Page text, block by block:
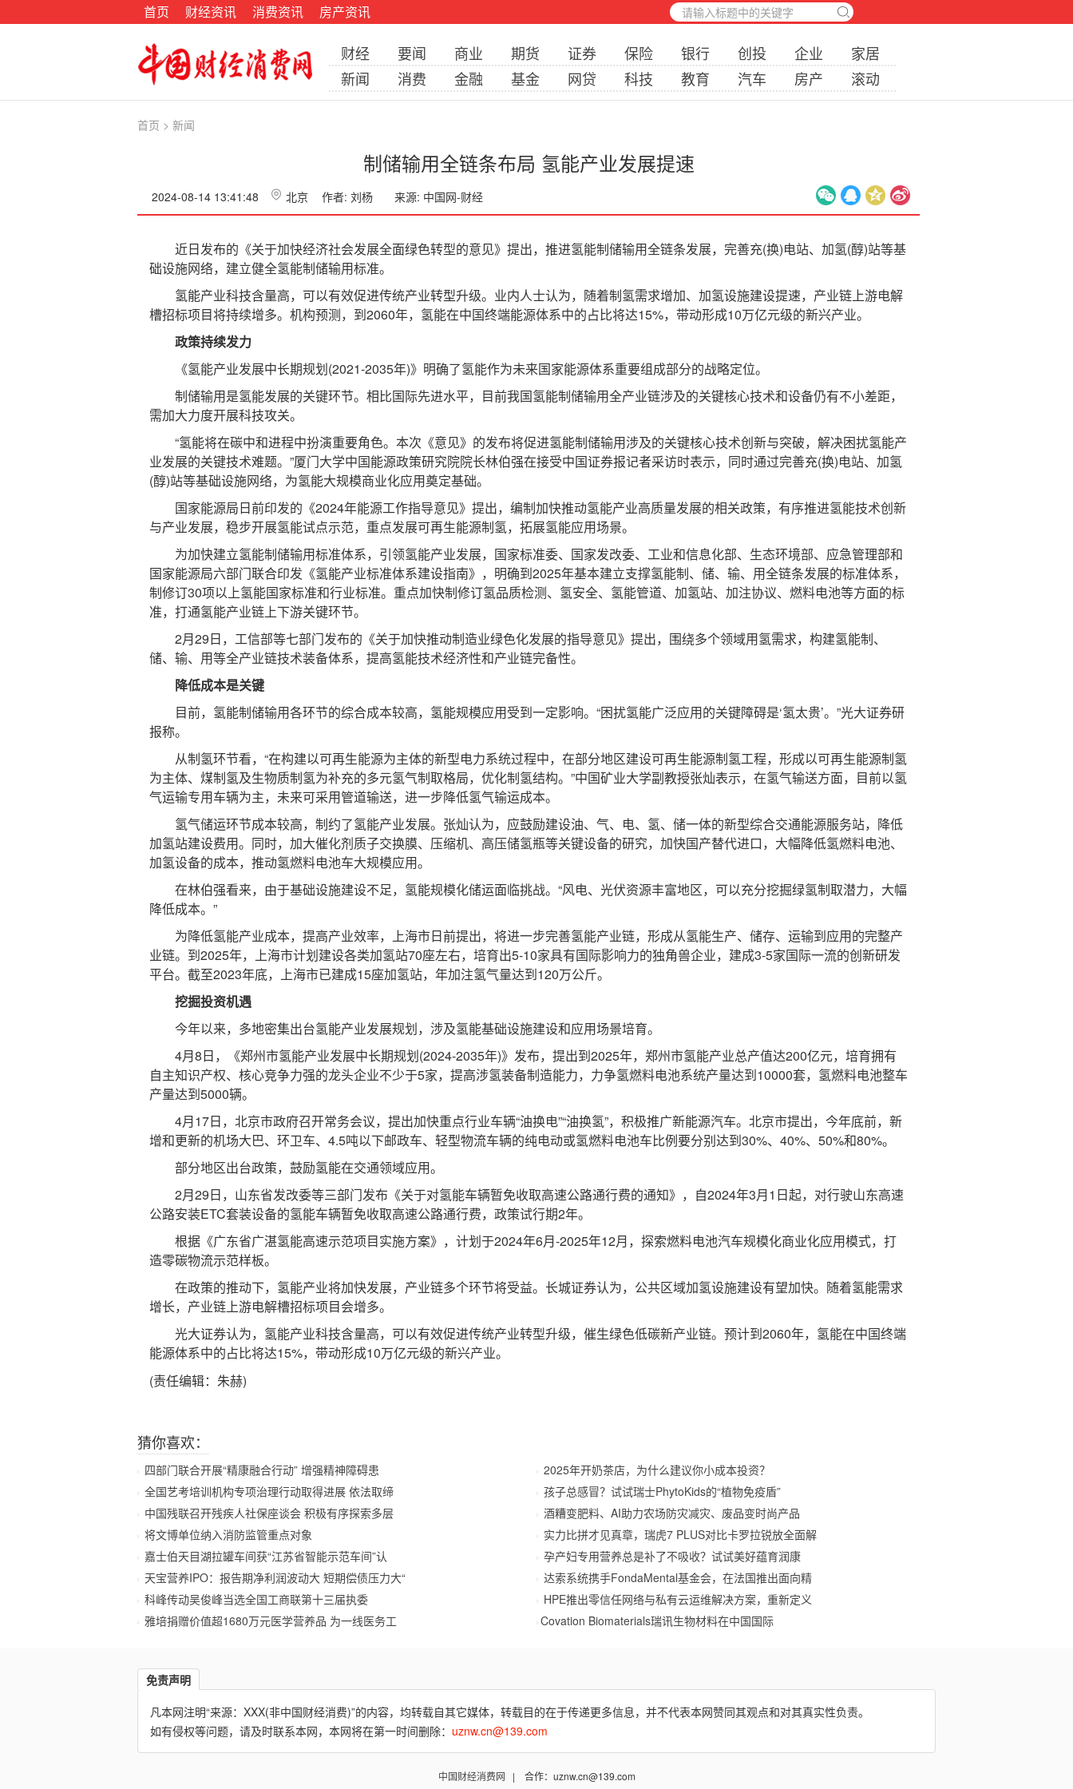
首页 财经资讯 消费资讯 房产资讯
财经 要闻 商业 期货 证券 保险 银行 创投 企业
家居
新闻
消费 金融 基金 网贷 科技 教育 汽车 房产 滚动
首页 > 新闻
制储输用全链条布局 氢能产业发展提速
2024-08-14 13:41:48 北京 作者: 刘杨 来源: 中国网-财经
近日发布的《关于加快经济社会发展全面绿色转型的意见》提出，推进氢能制储输用全链条发展，完善充(换)电站、加氢(醇)站等基
础设施网络，建立健全氢能制储输用标准。
氢能产业科技含量高，可以有效促进传统产业转型升级。业内人士认为，随着制氢需求增加、加氢设施建设提速，产业链上游电解
槽招标项目将持续增多。机构预测，到2060年，氢能在中国终端能源体系中的占比将达15%，带动形成10万亿元级的新兴产业。
政策持续发力
《氢能产业发展中长期规划(2021-2035年)》明确了氢能作为未来国家能源体系重要组成部分的战略定位。
制储输用是氢能发展的关键环节。相比国际先进水平，目前我国氢能制储输用全产业链涉及的关键核心技术和设备仍有不小差距，
需加大力度开展科技攻关。
“氢能将在碳中和进程中扮演重要角色。本次《意见》的发布将促进氢能制储输用涉及的关键核心技术创新与突破，解决困扰氢能产
业发展的关键技术难题。”厦门大学中国能源政策研究院院长林伯强在接受中国证券报记者采访时表示，同时通过完善充(换)电站、加氢
(醇)站等基础设施网络，为氢能大规模商业化应用奠定基础。
国家能源局日前印发的《2024年能源工作指导意见》提出，编制加快推动氢能产业高质量发展的相关政策，有序推进氢能技术创新
与产业发展，稳步开展氢能试点示范，重点发展可再生能源制氢，拓展氢能应用场景。
为加快建立氢能制储输用标准体系，引领氢能产业发展，国家标准委、国家发改委、工业和信息化部、生态环境部、应急管理部和
国家能源局六部门联合印发《氢能产业标准体系建设指南》，明确到2025年基本建立支撑氢能制、储、输、用全链条发展的标准体系，
制修订30项以上氢能国家标准和行业标准。重点加快制修订氢品质检测、氢安全、氢能管道、加氢站、加注协议、燃料电池等方面的标
准，打通氢能产业链上下游关键环节。
2月29日，工信部等七部门发布的《关于加快推动制造业绿色化发展的指导意见》提出，围绕多个领域用氢需求，构建氢能制、
储、输、用等全产业链技术装备体系，提高氢能技术经济性和产业链完备性。
降低成本是关键
目前，氢能制储输用各环节的综合成本较高，氢能规模应用受到一定影响。“困扰氢能广泛应用的关键障碍是‘氢太贵’。”光大证券研
报称。
从制氢环节看，“在构建以可再生能源为主体的新型电力系统过程中，在部分地区建设可再生能源制氢工程，形成以可再生能源制氢
为主体、煤制氢及生物质制氢为补充的多元氢气制取格局，优化制氢结构。”中国矿业大学副教授张灿表示，在氢气输送方面，目前以氢
气运输专用车辆为主，未来可采用管道输送，进一步降低氢气输运成本。
氢气储运环节成本较高，制约了氢能产业发展。张灿认为，应鼓励建设油、气、电、氢、储一体的新型综合交通能源服务站，降低
加氢站建设费用。同时，加大催化剂质子交换膜、压缩机、高压储氢瓶等关键设备的研究，加快国产替代进口，大幅降低氢燃料电池、
加氢设备的成本，推动氢燃料电池车大规模应用。
在林伯强看来，由于基础设施建设不足，氢能规模化储运面临挑战。“风电、光伏资源丰富地区，可以充分挖掘绿氢制取潜力，大幅
降低成本。”
为降低氢能产业成本，提高产业效率，上海市日前提出，将进一步完善氢能产业链，形成从氢能生产、储存、运输到应用的完整产
业链。到2025年，上海市计划建设各类加氢站70座左右，培育出5-10家具有国际影响力的独角兽企业，建成3-5家国际一流的创新研发
平台。截至2023年底，上海市已建成15座加氢站，年加注氢气量达到120万公斤。
挖掘投资机遇
今年以来，多地密集出台氢能产业发展规划，涉及氢能基础设施建设和应用场景培育。
4月8日，《郑州市氢能产业发展中长期规划(2024-2035年)》发布，提出到2025年，郑州市氢能产业总产值达200亿元，培育拥有
自主知识产权、核心竞争力强的龙头企业不少于5家，提高涉氢装备制造能力，力争氢燃料电池系统产量达到10000套，氢燃料电池整车
产量达到5000辆。
4月17日，北京市政府召开常务会议，提出加快重点行业车辆“油换电”“油换氢”，积极推广新能源汽车。北京市提出，今年底前，新
增和更新的机场大巴、环卫车、4.5吨以下邮政车、轻型物流车辆的纯电动或氢燃料电池车比例要分别达到30%、40%、50%和80%。
部分地区出台政策，鼓励氢能在交通领域应用。
2月29日，山东省发改委等三部门发布《关于对氢能车辆暂免收取高速公路通行费的通知》，自2024年3月1日起，对行驶山东高速
公路安装ETC套装设备的氢能车辆暂免收取高速公路通行费，政策试行期2年。
根据《广东省广湛氢能高速示范项目实施方案》，计划于2024年6月-2025年12月，探索燃料电池汽车规模化商业化应用模式，打
造零碳物流示范样板。
在政策的推动下，氢能产业将加快发展，产业链多个环节将受益。长城证券认为，公共区域加氢设施建设有望加快。随着氢能需求
增长，产业链上游电解槽招标项目会增多。
光大证券认为，氢能产业科技含量高，可以有效促进传统产业转型升级，催生绿色低碳新产业链。预计到2060年，氢能在中国终端
能源体系中的占比将达15%，带动形成10万亿元级的新兴产业。
(责任编辑：朱赫)
猜你喜欢：
四部门联合开展“精康融合行动” 增强精神障碍患
全国艺考培训机构专项治理行动取得进展 依法取缔
中国残联召开残疾人社保座谈会 积极有序探索多层
将文博单位纳入消防监管重点对象
嘉士伯天目湖拉罐车间获“江苏省智能示范车间”认
天宝营养IPO：报告期净利润波动大 短期偿债压力大“
科峰传动吴俊峰当选全国工商联第十三届执委
雅培捐赠价值超1680万元医学营养品 为一线医务工
2025年开奶茶店，为什么建议你小成本投资？
孩子总感冒？试试瑞士PhytoKids的“植物免疫盾”
酒糟变肥料、AI助力农场防灾减灾、废品变时尚产品
实力比拼才见真章，瑞虎7 PLUS对比卡罗拉锐放全面解
孕产妇专用营养总是补了不吸收？试试美好蕴育润康
达索系统携手FondaMental基金会，在法国推出面向精
HPE推出零信任网络与私有云运维解决方案，重新定义
​Covation Biomaterials瑞讯生物材料在中国国际
免责声明
凡本网注明“来源：XXX(非中国财经消费)”的内容，均转载自其它媒体，转载目的在于传递更多信息，并不代表本网赞同其观点和对其真实性负责。
如有侵权等问题，请及时联系本网，本网将在第一时间删除： uznw.cn@139.com
中国财经消费网 | 合作：uznw.cn@139.com